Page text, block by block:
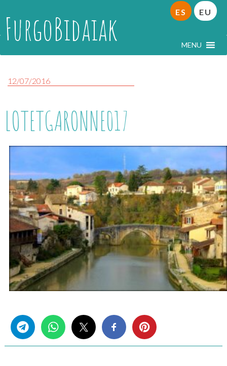
FurgoBidaiak MENU
ES EU
12/07/2016
LOTETGARONNE017